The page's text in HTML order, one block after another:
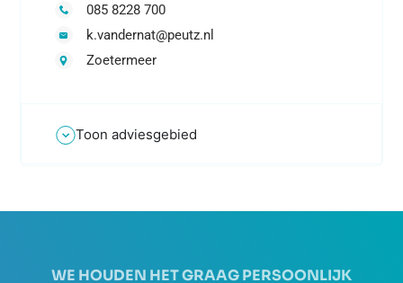
085 8228 700
k.vandernat@peutz.nl
Zoetermeer
Toon adviesgebied
WE HOUDEN HET GRAAG PERSOONLIJK